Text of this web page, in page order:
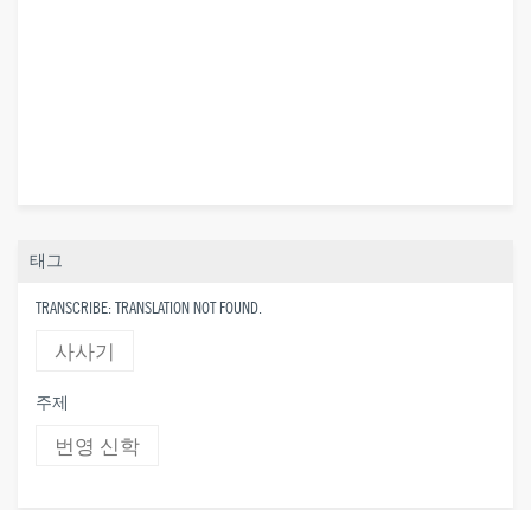
태그
TRANSCRIBE: TRANSLATION NOT FOUND.
사사기
주제
번영 신학